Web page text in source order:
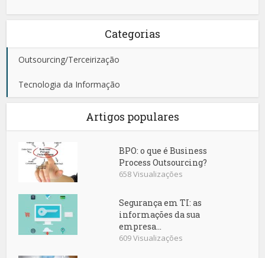
Categorias
Outsourcing/Terceirização
Tecnologia da Informação
Artigos populares
BPO: o que é Business
Process Outsourcing?
658 Visualizações
Segurança em TI: as
informações da sua
empresa...
609 Visualizações